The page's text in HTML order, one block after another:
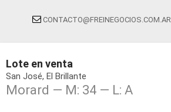
CONTACTO@FREINEGOCIOS.COM.AR
Lote en venta
San José El Brillante
Morard — M: 34 — L: A